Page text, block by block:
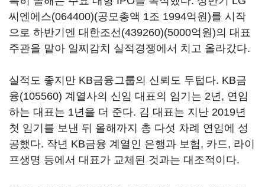
씨엔에스(064400)(공모총액 1조 1994억원)를 시작
으로 하반기엔 대한조선(439260)(5000억원)의 대표
주관을 맡아 일찌감치 실적경쟁에서 치고 올라갔다.
실적도 좋지만 KB금융그룹의 신뢰도 두텁다. KB금
융(105560) 계열사의 신임 대표의 임기는 2년, 연임
하는 대표는 1년을 더 준다. 김 대표는 지난 2019년
첫 임기를 보낸 뒤 올해까지 총 다섯 차례 연임에 성
공했다. 작년 KB금융 계열인 은행과 보험, 카드, 라이
프생명 등에서 대표가 교체된 것과는 대조적이다.